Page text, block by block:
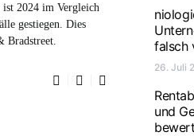
ist 2024 im Vergleich
gestiegen. Dies
Bradstreet.
falsch
26. Juli
und